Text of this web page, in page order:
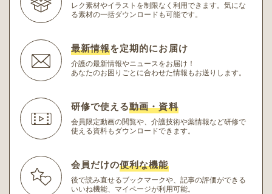
レク素材やイラストを制限なく利用できます。 気にな
る素材の一括ダウンロードも可能です。
最新情報を定期的にお届け
介護の最新情報やニュースをお届け！
あなたのお困りごとに合わせた情報もお送りします。
研修で使える動画・資料
会員限定動画の閲覧や、介護技術や薬情報など研修で
使える資料もダウンロードできます。
会員だけの便利な機能
後で読み直せるブックマークや、記事の評価ができる
いいね機能、マイページが利用可能。